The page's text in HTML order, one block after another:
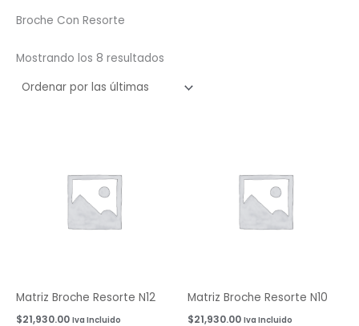
Broche Con Resorte
Mostrando los 8 resultados
Matriz Broche Resorte N12
$21,930.00 Iva Incluido
Matriz Broche Resorte N10
$21,930.00 Iva Incluido